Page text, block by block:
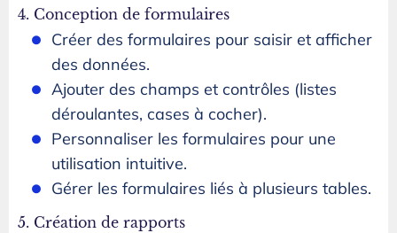
4. Conception de formulaires
Créer des formulaires pour saisir et afficher
des données.
Ajouter des champs et contrôles (listes
déroulantes, cases à cocher).
Personnaliser les formulaires pour une
utilisation intuitive.
Gérer les formulaires liés à plusieurs tables.
5. Création de rapports